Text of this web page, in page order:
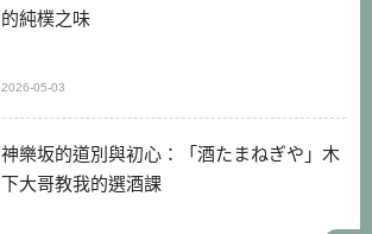
的純樸之味
2026-05-03
神樂坂的道別與初心：「酒たまねぎや」木
下大哥教我的選酒課